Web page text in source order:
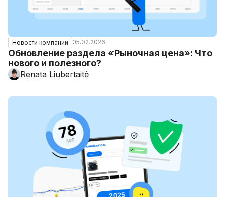
Новости компании 05.02.2026
Обновление раздела «Рыночная цена»: Что
нового и полезного?
Renata Liubertaitė